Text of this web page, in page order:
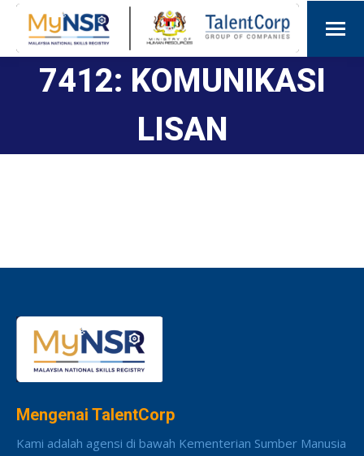
7412: KOMUNIKASI
LISAN
Mengenai TalentCorp
Kami adalah agensi di bawah Kementerian Sumber Manusia